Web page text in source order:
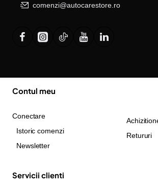
comenzi@autocarestore.ro
Contul meu
Conectare
Istoric comenzi
Newsletter
Retururi
Servicii clienti